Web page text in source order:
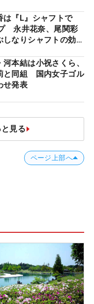
は『L』シャフトで
永井花奈、尾関彩
しなりシャフトの効果
本結は小祝さくら、
と同組 国内女子ゴル
せ発表
見る
ページ上部へ